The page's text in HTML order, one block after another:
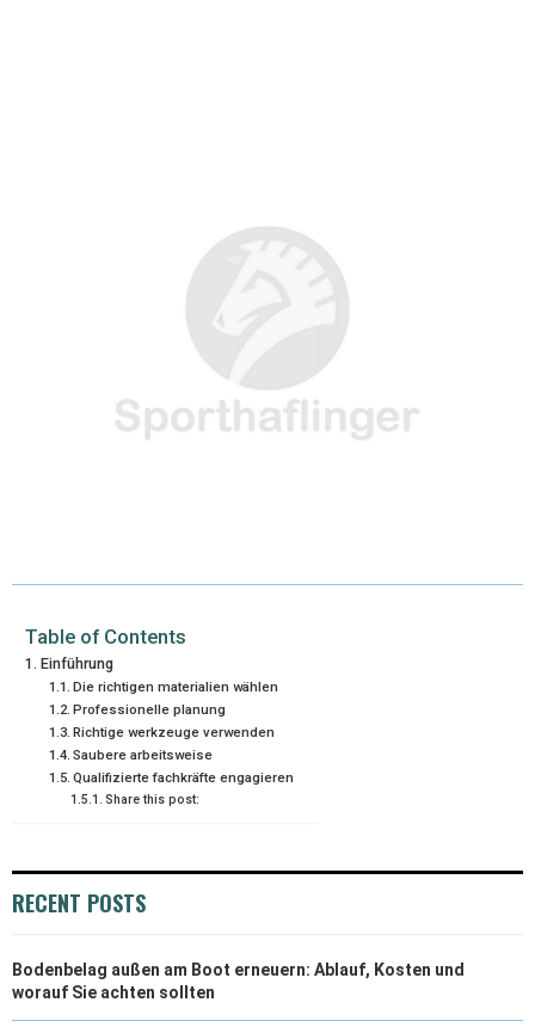
Table of Contents
Einführung
Die richtigen materialien wählen
Professionelle planung
Richtige werkzeuge verwenden
Saubere arbeitsweise
Qualifizierte fachkräfte engagieren
Share this post:
RECENT POSTS
Bodenbelag außen am Boot erneuern: Ablauf, Kosten und
worauf Sie achten sollten